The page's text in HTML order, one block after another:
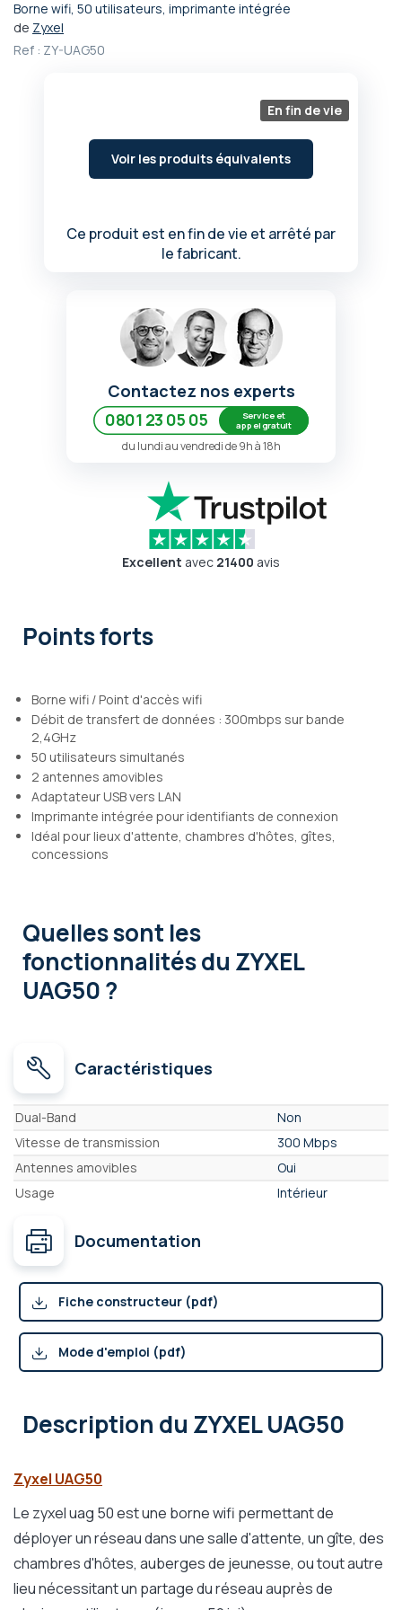
Borne wifi, 50 utilisateurs, imprimante intégrée
de Zyxel
Ref : ZY-UAG50
En fin de vie
Voir les produits équivalents
Ce produit est en fin de vie et arrêté par
le fabricant.
Passer
au
début
Contactez nos experts
0801 23 05 05
Service et
appel gratuit
du lundi au vendredi de 9h à 18h
Excellent avec 21400 avis
Points forts
Borne wifi / Point d'accès wifi
Débit de transfert de données : 300mbps sur bande
2,4GHz
50 utilisateurs simultanés
2 antennes amovibles
Adaptateur USB vers LAN
Imprimante intégrée pour identifiants de connexion
Idéal pour lieux d'attente, chambres d'hôtes, gîtes,
concessions
Quelles sont les
fonctionnalitésdu ZYXEL
UAG50 ?
Caractéristiques
Caractéristiques
Dual-Band
Non
Vitesse de transmission
300 Mbps
Antennes amovibles
Oui
Usage
Intérieur
Documentation
Fiche constructeur (pdf)
Mode d'emploi (pdf)
Description du ZYXEL UAG50
Zyxel UAG50
Le zyxel uag 50 est une borne wifi permettant de
déployer un réseau dans une salle d'attente, un gîte, des
chambres d'hôtes, auberges de jeunesse, ou tout autre
lieu nécessitant un partage du réseau auprès de